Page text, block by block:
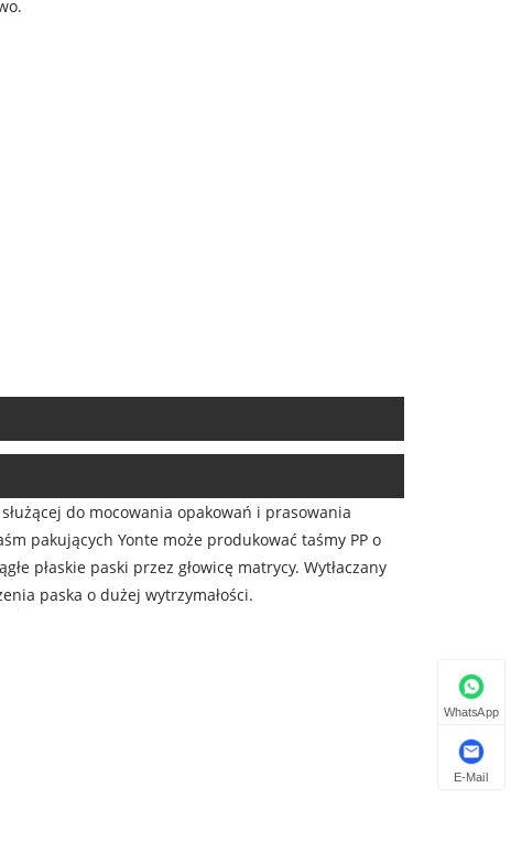
do mocowania opakowań i prasowania
pakujących Yonte może produkować taśmy PP o
płaskie paski przez głowicę matrycy. Wytłaczany
paska o dużej wytrzymałości.
WhatsApp
E-Mail